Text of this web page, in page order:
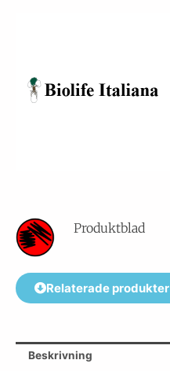
Produktblad
Relaterade produkter
Beskrivning